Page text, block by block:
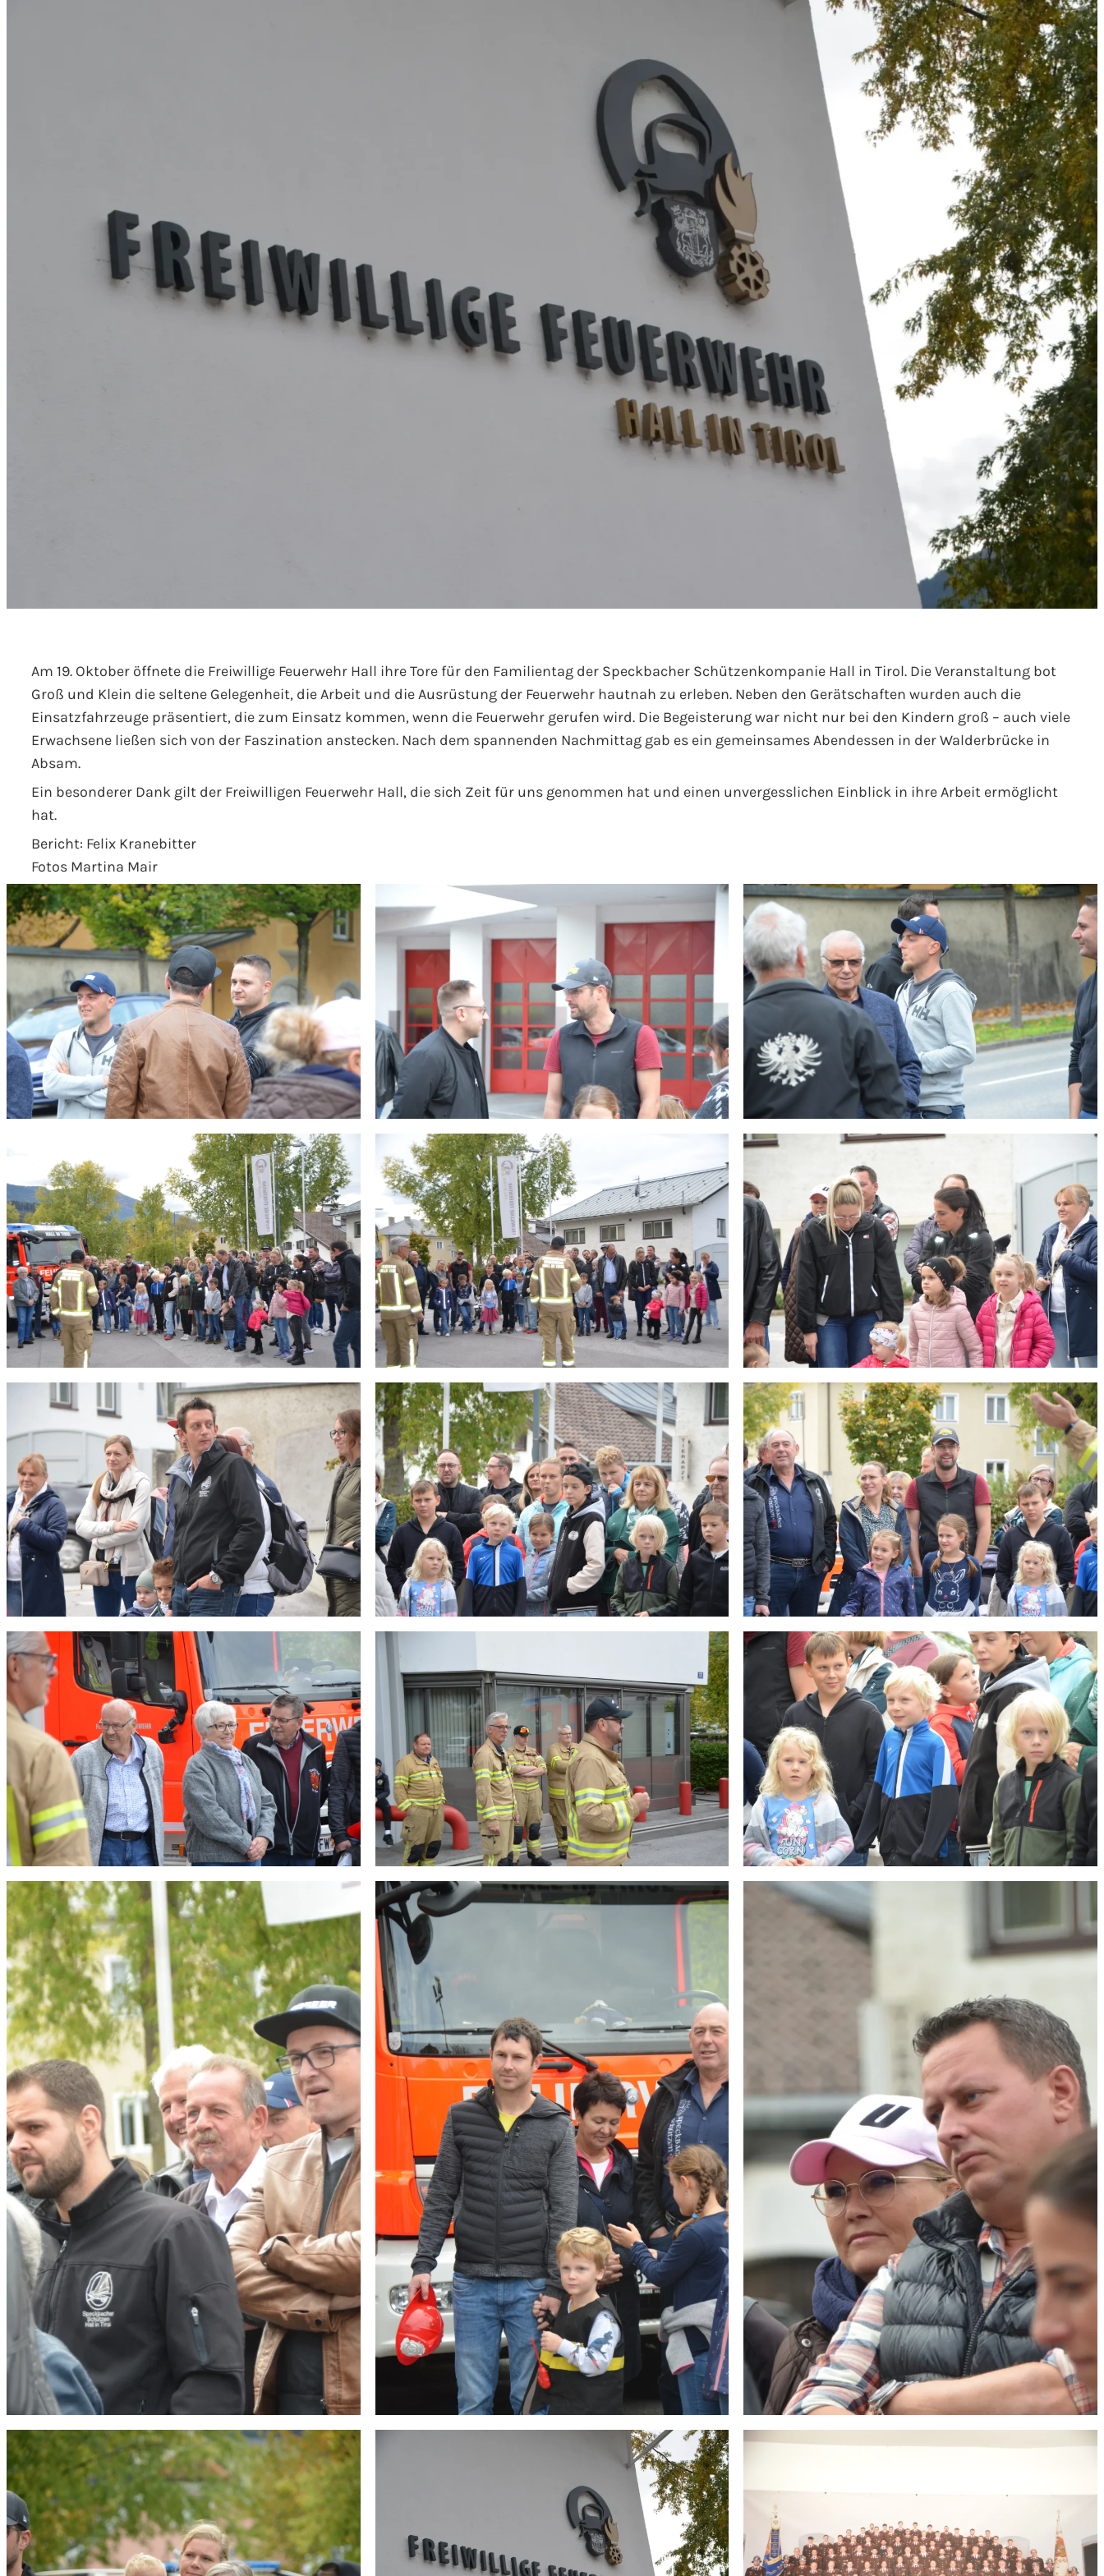
Am 19. Oktober öffnete die Freiwillige Feuerwehr Hall ihre Tore für den Familientag der Speckbacher Schützenkompanie Hall in Tirol. Die Veranstaltung bot
Groß und Klein die seltene Gelegenheit, die Arbeit und die Ausrüstung der Feuerwehr hautnah zu erleben. Neben den Gerätschaften wurden auch die
Einsatzfahrzeuge präsentiert, die zum Einsatz kommen, wenn die Feuerwehr gerufen wird. Die Begeisterung war nicht nur bei den Kindern groß – auch viele
Erwachsene ließen sich von der Faszination anstecken. Nach dem spannenden Nachmittag gab es ein gemeinsames Abendessen in der Walderbrücke in
Absam.
Ein besonderer Dank gilt der Freiwilligen Feuerwehr Hall, die sich Zeit für uns genommen hat und einen unvergesslichen Einblick in ihre Arbeit ermöglicht
hat.
Bericht: Felix Kranebitter
Fotos Martina Mair